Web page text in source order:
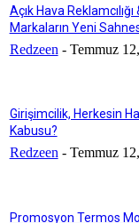
Açık Hava
Markaların Yeni
Redzeen - Temmuz
Girişimcilik, Herkesin
Kabusu?
Redzeen - Temmuz
Promosyon Termos